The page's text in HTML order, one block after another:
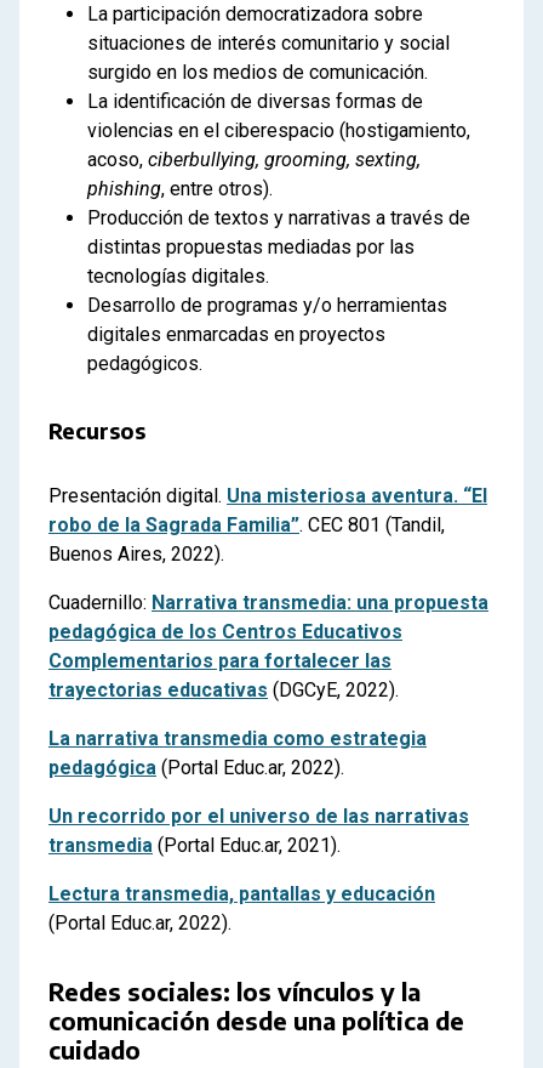
La participación democratizadora sobre
situaciones de interés comunitario y social
surgido en los medios de comunicación.
La identificación de diversas formas de
violencias en el ciberespacio (hostigamiento,
acoso, ciberbullying, grooming, sexting,
phishing, entre otros).
Producción de textos y narrativas a través de
distintas propuestas mediadas por las
tecnologías digitales.
Desarrollo de programas y/o herramientas
digitales enmarcadas en proyectos
pedagógicos.
Recursos
Presentación digital. Una misteriosa aventura. “El
robo de la Sagrada Familia”. CEC 801 (Tandil,
Buenos Aires, 2022).
Cuadernillo: Narrativa transmedia: una propuesta
pedagógica de los Centros Educativos
Complementarios para fortalecer las
trayectorias educativas (DGCyE, 2022).
La narrativa transmedia como estrategia
pedagógica (Portal Educ.ar, 2022).
Un recorrido por el universo de las narrativas
transmedia (Portal Educ.ar, 2021).
Lectura transmedia, pantallas y educación
(Portal Educ.ar, 2022).
Redes sociales: los vínculos y la
comunicación desde una política de
cuidado